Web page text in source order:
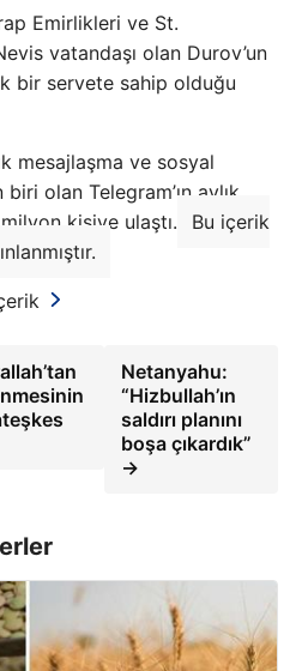
Emirlikleri ve St.
vatandaşı olan Durov’un
bir servete sahip olduğu
mesajlaşma ve sosyal
olan Telegram’ın aylık
kişiye ulaştı.
Bu içerik
Netanyahu:
“Hizbullah’ın
saldırı planını
boşa çıkardık”
→